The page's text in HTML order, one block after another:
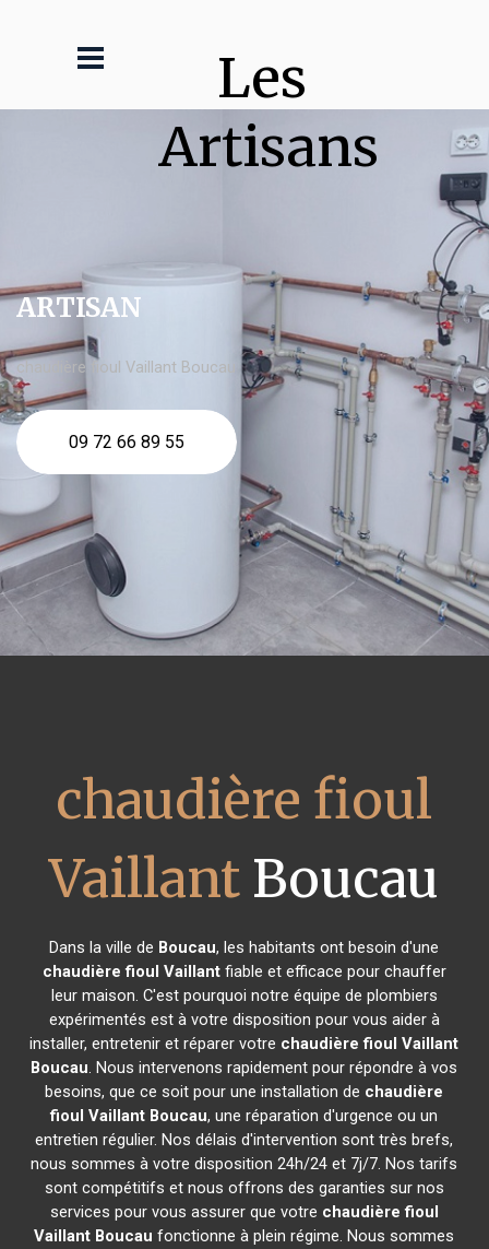
Les
Artisans
ARTISAN
chaudière fioul Vaillant Boucau
09 72 66 89 55
chaudière fioul
Vaillant Boucau
Dans la ville de Boucau, les habitants ont besoin d'une
chaudière fioul Vaillantfiable et efficace pour chauffer
leur maison. C'est pourquoi notre équipe de plombiers
expérimentés est à votre disposition pour vous aider à
installer, entretenir et réparer votre chaudière fioul Vaillant
Boucau. Nous intervenons rapidement pour répondre à vos
besoins, que ce soit pour une installation de chaudière
fioul Vaillant Boucau, une réparation d'urgence ou un
entretien régulier. Nos délais d'intervention sont très brefs,
nous sommes à votre disposition 24h/24 et 7j/7. Nos tarifs
sont compétitifs et nous offrons des garanties sur nos
services pour vous assurer que votre chaudière fioul
Vaillant Boucau fonctionne à plein régime. Nous sommes